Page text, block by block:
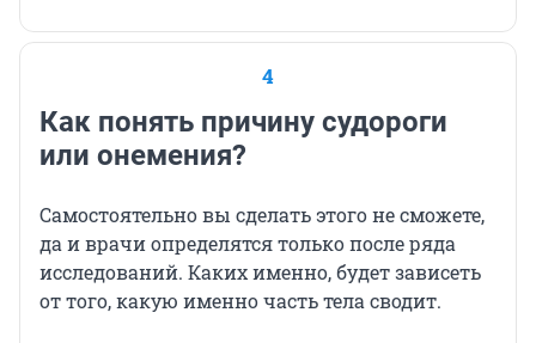
4
Как понять причину судороги
или онемения?
Самостоятельно вы сделать этого не сможете,
да и врачи определятся только после ряда
исследований. Каких именно, будет зависеть
от того, какую именно часть тела сводит.